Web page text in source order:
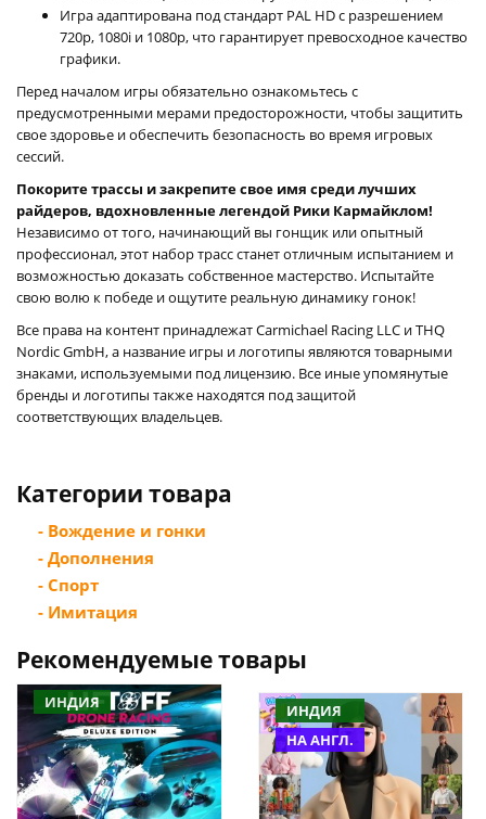
Игра адаптирована под стандарт PAL HD с разрешением
720p, 1080i и 1080p, что гарантирует превосходное качество
графики.
Перед началом игры обязательно ознакомьтесь с
предусмотренными мерами предосторожности, чтобы защитить
свое здоровье и обеспечить безопасность во время игровых
сессий.
Покорите трассы и закрепите свое имя среди лучших
райдеров, вдохновленные легендой Рики Кармайклом!
Независимо от того, начинающий вы гонщик или опытный
профессионал, этот набор трасс станет отличным испытанием и
возможностью доказать собственное мастерство. Испытайте
свою волю к победе и ощутите реальную динамику гонок!
Все права на контент принадлежат Carmichael Racing LLC и THQ
Nordic GmbH, а название игры и логотипы являются товарными
знаками, используемыми под лицензию. Все иные упомянутые
бренды и логотипы также находятся под защитой
соответствующих владельцев.
Категории товара
- Вождение и гонки
- Дополнения
- Спорт
- Имитация
Рекомендуемые товары
ИНДИЯ
ИНДИЯ
НА АНГЛ.